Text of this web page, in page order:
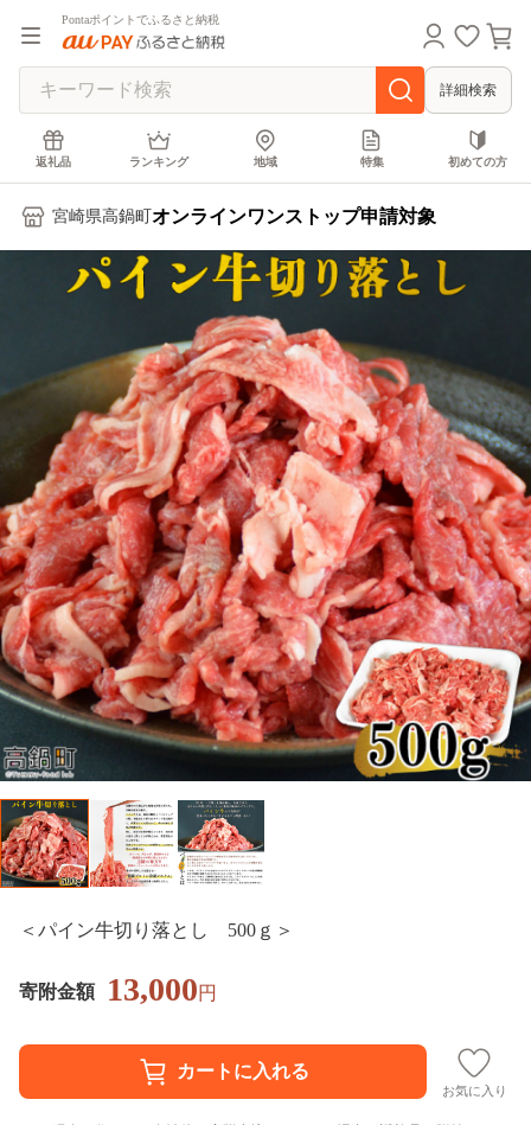
Pontaポイントでふるさと納税
詳細検索
返礼品 ランキング 地域 特集 初めての方
宮崎県高鍋町 オンラインワンストップ申請対象
＜パイン牛切り落とし 500ｇ＞
寄附金額 13,000円
お気に入り